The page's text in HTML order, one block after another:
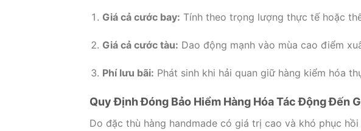
Giá cả cước bay: Tính theo trọng lượng thực tế hoặc
Giá cả cước tàu: Dao động mạnh vào mùa cao điểm
Phí lưu bãi: Phát sinh khi hải quan giữ hàng kiểm hóa
Quy Định Đóng Bảo Hiểm Hàng Hóa Tác Động Đến
Do đặc thù hàng handmade có giá trị cao và khó phục